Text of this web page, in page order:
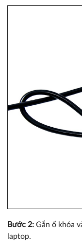
Bước 2: Gắn ổ khóa
laptop.